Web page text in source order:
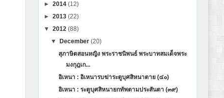
► 2014 (12)
► 2013 (22)
▼ 2012 (88)
▼
December(20)
สุภาษิตสอนหญิง พระราชนิพนธ์ พระบาทสมเด็จพระ
มงกุฎเก...
อิเหนา : อิเหนารบฆ่าระตูบุศสิหนาตาย (๔๐)
อิเหนา : ระตูบุศสิหนายกทัพตามประสันตา (๓๙)